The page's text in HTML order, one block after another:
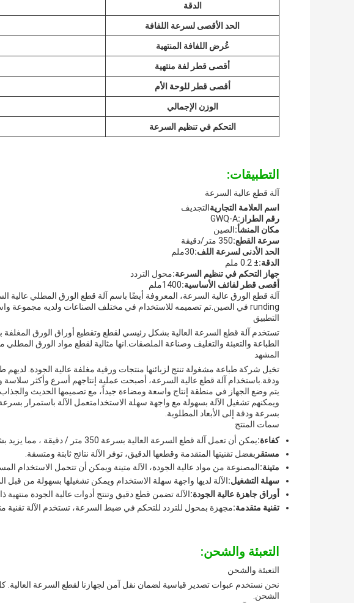
الدقة
الحد الأقصى لسرعة اللفافة
عُرض اللفافة المنتهية
أقصى قطر لفة منتهية
أقصى قطر للوحة الأم
الوزن الإجمالي
التحكم في تنظيم السرعة
التطبيقات:
آلة قطع عالية السرعة
اسم العلامة التجاريةالتجديف
رقم الطراز:GWQ-A
مكان المنشأ:الصين
سرعة القطع:350 متر/دقيقة
الحد الأدنى لسرعة اللف:30ملم
الدقة:± 0.2 ملم
جهاز التحكم في تنظيم السرعة:محول التردد
أقصى قطر لفائف الأساسية:1400ملم
آلة قطع الورق عالية السرعة، المعروفة أيضًا باسم آلة قطع الورق المطلي
runding في الصين.تم تصميمه للاستخدام في مختلف الصناعات ولديه مجموعة واسعة من التطبيقات.
التطبيق
تستخدم آلة قطع السرعة العالية بشكل رئيسي لقطع وتقطيع أوراق الورق
الطباعة والتعبئة والتغليف وصناعة الملصقات.انها مثالية لقطع مواد الورق
المشهد
تخيل شركة طباعة مشغولة تنتج لزبائنها منتجات ورقية مغلفة عالية الجودة.
ودقة.باستخدام آلة قطع عالية السرعة، أصبحت عملية إنتاجهم أسرع وأكثر سلاسة
يتم وضع الجهاز في منطقة إنتاج واسعة ومضاءة جيداً، مع تصميمها الحديث
بسرعة ودقة إلى الأبعاد المطلوبة.
سمات المنتج
كفاءة:يمكن أن تعمل آلة قطع السرعة العالية بسرعة 350 متر / دقيقة ، مما يزيد بشكل كبير من كفاءة الإنتاج.
مستقر بفضل تقنيتها المتقدمة وقطعها الدقيق، توفر الآلة نتائج ثابتة ومتسقة.
متينة:المصنوعة من مواد عالية الجودة، الآلة متينة ويمكن أن تتحمل الاستخدام
سهلة التشغيل:الآلة لديها واجهة سهلة الاستخدام ويمكن تشغيلها بسهولة من قبل
أوراق جاهزة عالية الجودة:الآلة تضمن قطع دقيق وتنتج أدوات عالية الجودة
تقنية متقدمة:مجهزة بمحول للتردد للتحكم في ضبط السرعة، تستخدم الآلة تقنية
التعبئة والشحن:
التعبئة والشحن
نحن نستخدم عبوات تصدير قياسية لضمان نقل آمن لجهازنا لقطع السرعة العالية.
الشحن.